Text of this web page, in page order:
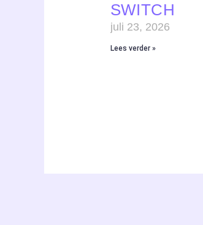
SWITCH
juli 23, 2026
Lees verder »